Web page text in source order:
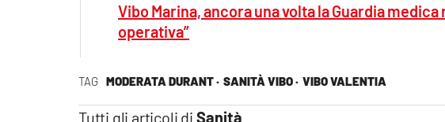
TAG MODERATA DURANT · SANITÀ VIBO · VIBO VALENTIA
Tutti gli articoli di Sanità
Vibo Marina, ancora una volta la Guardia
operativa”